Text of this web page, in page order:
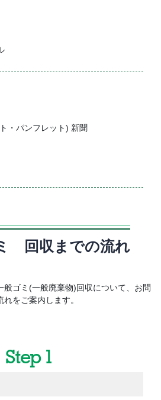
・パンフレット) 新聞
回収までの流れ
般ゴミ(一般廃棄物)回収について、お問
をご案内します。
Step 1